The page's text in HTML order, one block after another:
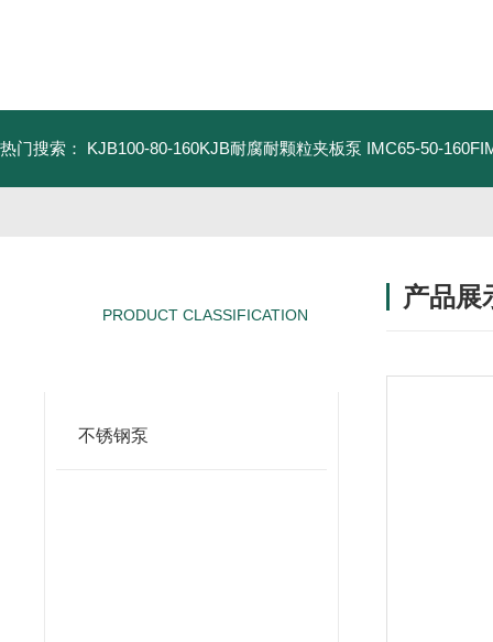
热门搜索： KJB100-80-160KJB耐腐耐颗粒夹板泵 IMC65-50-
PRODUCT CLASSIFICATION
不锈钢泵
产品展